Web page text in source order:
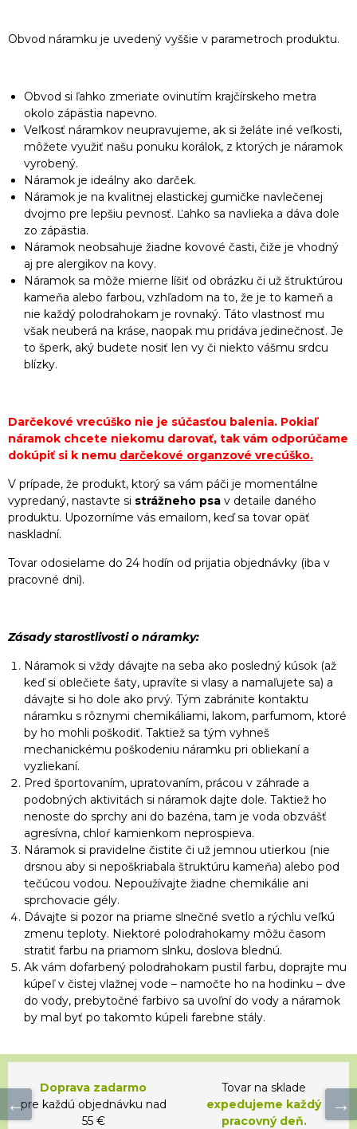
Obvod náramku je uvedený vyššie v parametroch produktu.
Obvod si ľahko zmeriate ovinutím krajčírskeho metra
okolo zápästia napevno.
Veľkosť náramkov neupravujeme, ak si želáte iné veľkosti,
môžete využiť našu ponuku korálok, z ktorých je náramok
vyrobený.
Náramok je ideálny ako darček.
Náramok je na kvalitnej elastickej gumičke navlečenej
dvojmo pre lepšiu pevnosť. Ľahko sa navlieka a dáva dole
zo zápästia.
Náramok neobsahuje žiadne kovové časti, čiže je vhodný
aj pre alergikov na kovy.
Náramok sa môže mierne líšiť od obrázku či už štruktúrou
kameňa alebo farbou, vzhľadom na to, že je to kameň a
nie každý polodrahokam je rovnaký. Táto vlastnosť mu
však neuberá na kráse, naopak mu pridáva jedinečnosť. Je
to šperk, aký budete nosiť len vy či niekto vášmu srdcu
blízky.
Darčekové vrecúško nie je súčasťou balenia. Pokiaľ
náramok chcete niekomu darovať, tak vám odporúčame
dokúpiť si k nemu darčekové organzové vrecúško.
V prípade, že produkt, ktorý sa vám páči je momentálne
vypredaný, nastavte si strážneho psa v detaile daného
produktu. Upozorníme vás emailom, keď sa tovar opäť
naskladní.
Tovar odosielame do 24 hodín od prijatia objednávky (iba v
pracovné dni).
Zásady starostlivosti o náramky:
Náramok si vždy dávajte na seba ako posledný kúsok (až
keď si oblečiete šaty, upravíte si vlasy a namaľujete sa) a
dávajte si ho dole ako prvý. Tým zabránite kontaktu
náramku s rôznymi chemikáliami, lakom, parfumom, ktoré
by ho mohli poškodiť. Taktiež sa tým vyhneš
mechanickému poškodeniu náramku pri obliekaní a
vyzliekaní.
Pred športovaním, upratovaním, prácou v záhrade a
podobných aktivitách si náramok dajte dole. Taktiež ho
nenoste do sprchy ani do bazéna, tam je voda obzvášť
agresívna, chloŕ kamienkom neprospieva.
Náramok si pravidelne čistite či už jemnou utierkou (nie
drsnou aby si nepoškriabala štruktúru kameňa) alebo pod
tečúcou vodou. Nepoužívajte žiadne chemikálie ani
sprchovacie gély.
Dávajte si pozor na priame slnečné svetlo a rýchlu veľkú
zmenu teploty. Niektoré polodrahokamy môžu časom
stratiť farbu na priamom slnku, doslova blednú.
Ak vám dofarbený polodrahokam pustil farbu, doprajte mu
kúpeľ v čistej vlažnej vode – namočte ho na hodinku – dve
do vody, prebytočné farbivo sa uvoľní do vody a náramok
by mal byť po takomto kúpeli farebne stály.
Doprava zadarmo
pre každú objednávku nad
55 €
Tovar na sklade
expedujeme každý
pracovný deň.